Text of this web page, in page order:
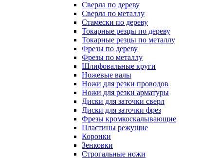
Сверла по дереву
Сверла по металлу
Стамески по дереву
Токарные резцы по дереву
Токарные резцы по металлу
Фрезы по дереву
Фрезы по металлу
Шлифовальные круги
Ножевые валы
Ножи для резки проводов
Ножи для резки арматуры
Диски для заточки сверл
Диски для заточки фрез
Фрезы кромкоскалывающие
Пластины режущие
Коронки
Зенковки
Строгальные ножи